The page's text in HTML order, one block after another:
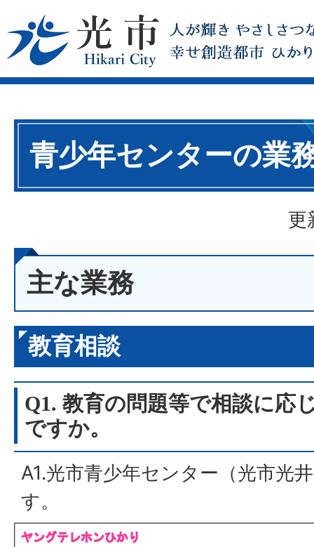
青少年センターの業
更
主な業務
教育相談
Q1. 教育の問題等で相談に応
ですか。
A1.光市青少年センター（光市光
す。